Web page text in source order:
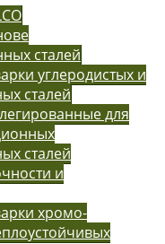
сталей
углеродистых и
сталей
для
сталей
и
хромо-